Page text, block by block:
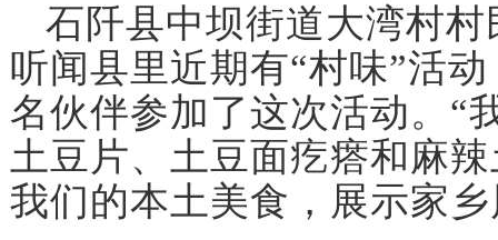
石阡县中坝街道大湾村
听闻县里近期有“村味”活
名伙伴参加了这次活动。“
土豆片、土豆面疙瘩和麻
我们的本土美食，展示家